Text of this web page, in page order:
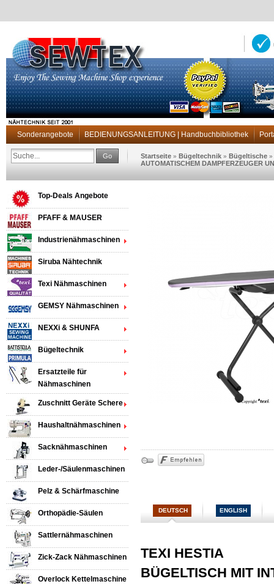
Sonderangebote BEDIENUNGSANLEITUNG | Handbuchbibliothek
Go Startseite » Bügeltechnik » Bügeltische »
AUTOMATISCHEM DAMPFERZEUGER
DEUTSCH ENGLISH
TEXI HESTIA
BÜGELTISCH MIT
Top-Deals Angebote
PFAFF & MAUSER
Industrienähmaschinen
Siruba Nähtechnik
Texi Nähmaschinen
GEMSY Nähmaschinen
NEXXi & SHUNFA
Bügeltechnik
Ersatzteile für
Nähmaschinen
Zuschnitt Geräte Schere
Haushaltnähmaschinen
Sacknähmaschinen
Leder-/Säulenmaschinen
Pelz & Schärfmaschine
Orthopädie-Säulen
Sattlernähmaschinen
Zick-Zack Nähmaschinen
Overlock Kettelmaschine